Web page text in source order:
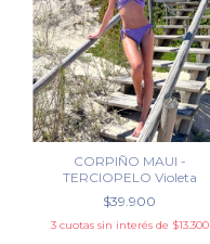
CORPIÑO MAUI -
TERCIOPELO Violeta
$39.900
3 cuotas sin interés de $13.300